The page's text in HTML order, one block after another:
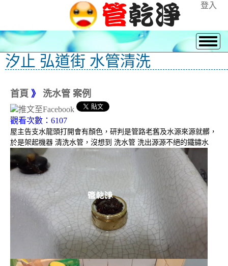
登入
汐止 弘道街 水管清洗
首頁 》 洗水管 案例
觀看次數：6107
屋主告支水龍頭打開會有顏色，研判是管路老舊及水源來源就髒，
於是架起機器 清洗水管，沒想到 洗水管 洗出源源不絕的鐵鏽水